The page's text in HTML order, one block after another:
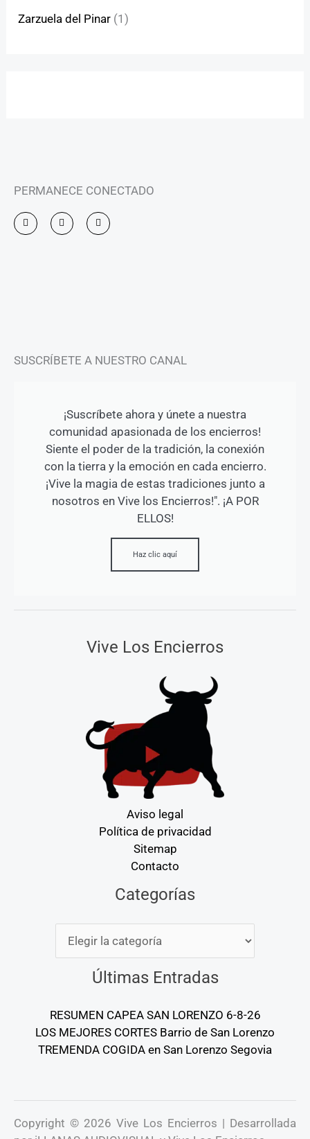
Zarzuela del Pinar (1)
PERMANECE CONECTADO
I
n
s
F
a
c
Y
o
u
SUSCRÍBETE A NUESTRO CANAL
¡Suscríbete ahora y únete a nuestra
comunidad apasionada de los encierros!
Siente el poder de la tradición, la conexión
con la tierra y la emoción en cada encierro.
¡Vive la magia de estas tradiciones junto a
nosotros en Vive los Encierros!". ¡A POR
ELLOS!
Haz clic aquí
Vive Los Encierros
Aviso legal
Política de privacidad
Sitemap
Contacto
Categorías
Últimas Entradas
RESUMEN CAPEA SAN LORENZO 6-8-26
LOS MEJORES CORTES Barrio de San Lorenzo
TREMENDA COGIDA en San Lorenzo Segovia
Copyright © 2026 Vive Los Encierros | Desarrollada